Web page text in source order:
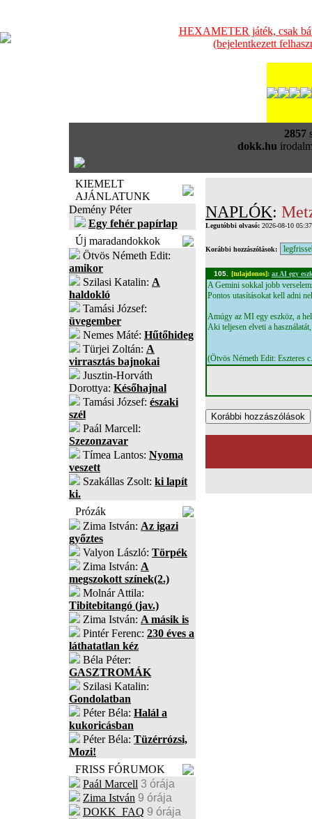
HEXAMETER játék, csak
(bejelentkezett
2857
dokk.hu
KIEMELT
AJÁNLATUNK
Demény Péter
Egy fehér papírlap
Új maradandokkok
Ötvös Németh Edit:
amikor
Szilasi Katalin: A
haldokló
Tamási József:
üvegember
Nemes Máté: Hűtőhideg
Türjei Zoltán: A
virrasztás bajnokai
Jusztin-Horváth
Dorottya: Későhajnal
Tamási József: északi
szél
Paál Marcell:
Szezonzavar
Tímea Lantos: Nyoma
veszett
Szakállas Zsolt: ki lapít
ki.
Prózák
Zima István: Az igazi
győztes
Valyon László: Törpék
Zima István: A
megszokott színek(2.)
Molnár Attila:
Tibitebitangó (jav.)
Zima István: A másik is
Pintér Ferenc: 230 éves a
láthatatlan kéz
Béla Péter:
GASZTROMÁK
Szilasi Katalin:
Gondolatban
Péter Béla: Halál a
kukoricásban
Péter Béla: Tüzérrózsi,
Mozi!
FRISS FÓRUMOK
Paál Marcell 3 órája
Zima István 9 órája
DOKK_FAQ 9 órája
NAPLÓK:
Legutóbbi olvasó: 2026-08-10
Korábbi hozzászólások:
105. [tulajdonos]: az AI egy
A Gemini sokkal jobb
Pontos utasításokat kell adni
Amúgy az MI egy eszköz, a
Aki teljesen elveti a
(Ötvös Németh Edit: Eszteres